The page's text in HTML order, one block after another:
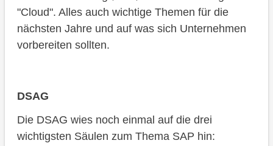
"Cloud". Alles auch wichtige Themen für die
nächsten Jahre und auf was sich Unternehmen
vorbereiten sollten.
DSAG
Die DSAG wies noch einmal auf die drei
wichtigsten Säulen zum Thema SAP hin: